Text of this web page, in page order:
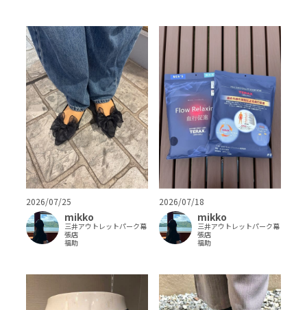
2026/07/25
mikko
三井アウトレットパーク幕
張店
福助
2026/07/18
mikko
三井アウトレットパーク幕
張店
福助